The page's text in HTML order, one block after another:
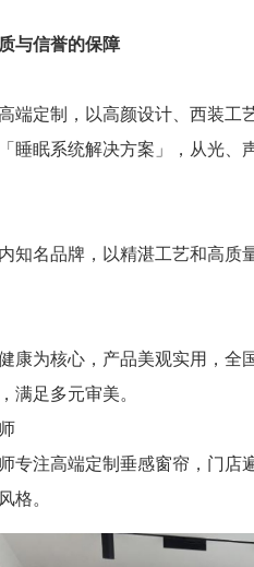
信誉的保障
定制，以高颜设计、西装工
睡眠系统解决方案」，从光、
名品牌，以精湛工艺和高质
为核心，产品美观实用，全
满足多元审美。
注高端定制垂感窗帘，门店
格。